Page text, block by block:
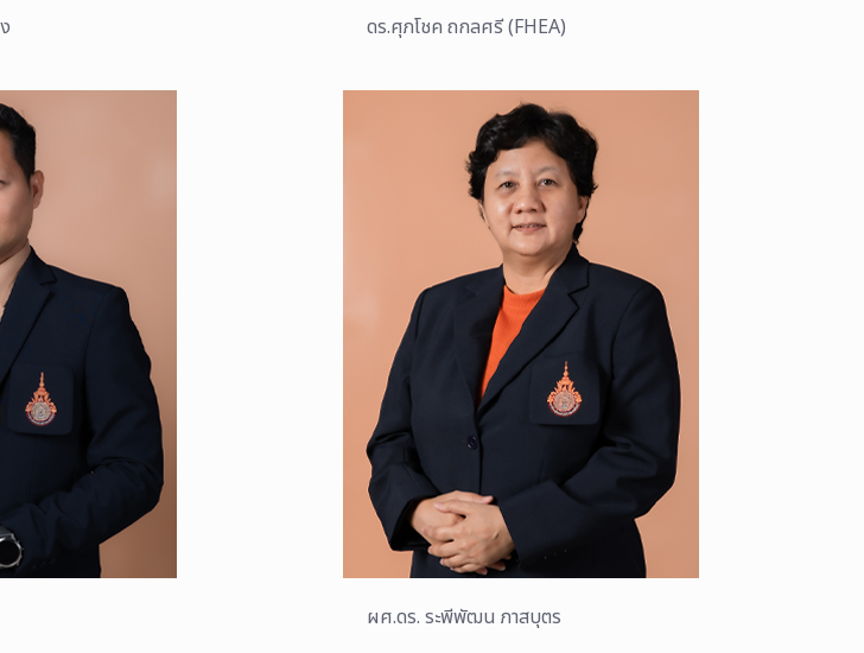
ดร.ศุภโชค ถกลศรี (FHEA)
ผศ.ดร. ระพีพัฒน ภาสบุตร